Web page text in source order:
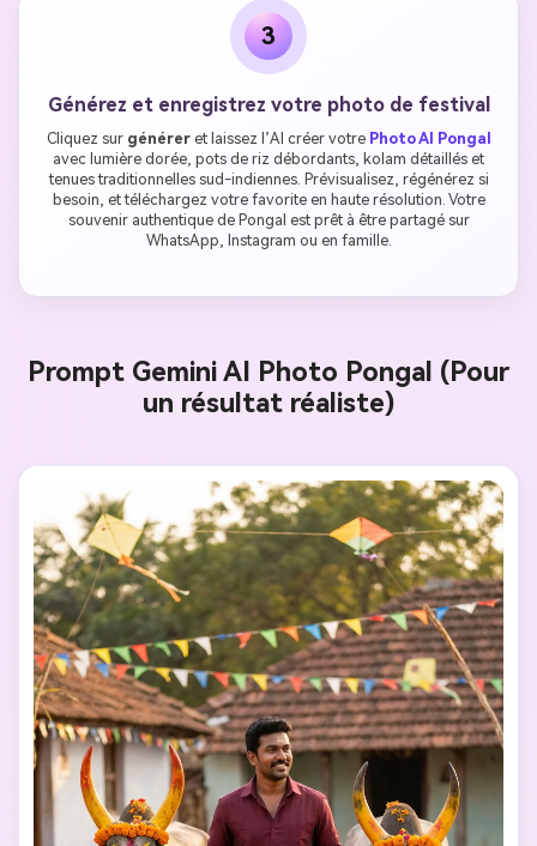
3
Générez et enregistrez votre photo de festival
Cliquez sur généreret laissez l’AI créer votre Photo AI Pongal
avec lumière dorée, pots de riz débordants, kolam détaillés et
tenues traditionnelles sud-indiennes. Prévisualisez, régénérez si
besoin, et téléchargez votre favorite en haute résolution. Votre
souvenir authentique de Pongal est prêt à être partagé sur
WhatsApp, Instagram ou en famille.
Prompt Gemini AI Photo Pongal (Pour
un résultat réaliste)